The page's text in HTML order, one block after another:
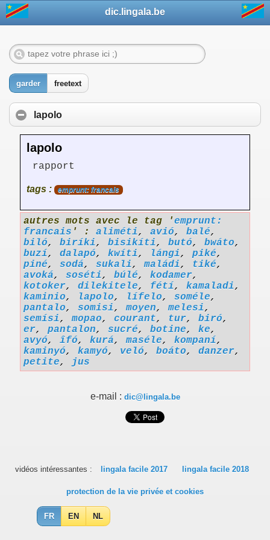
dic.lingala.be
garder freetext
lapolo
lapolo
rapport
tags : emprunt: francais
autres mots avec le tag 'emprunt:
francais ' : aliméti, avió, balé,
biló, biríki, bisikíti, butó, bwáto,
buzí, dalapó, kwíti, lángi, piké,
piné, sodá, sukali,maládi, tiké,
avoká, soséti, búlé, kodamer,
kotoker, dilekitele, fétí, kamaladi,
kaminio, lapolo, lífelo, soméle,
pantalo, somisi,moyen,melesi,
semísi,mopao, courant, tur, biró,
er, pantalon, sucré, botine, ke,
avyó, îfó, kurá,maséle, kompaní,
kaminyó, kamyó, veló, boáto, danzer,
petite, jus
e-mail : dic@lingala.be
vidéos intéressantes : lingala facile 2017 lingala facile 2018
protection de la vie privée et cookies
FR EN NL